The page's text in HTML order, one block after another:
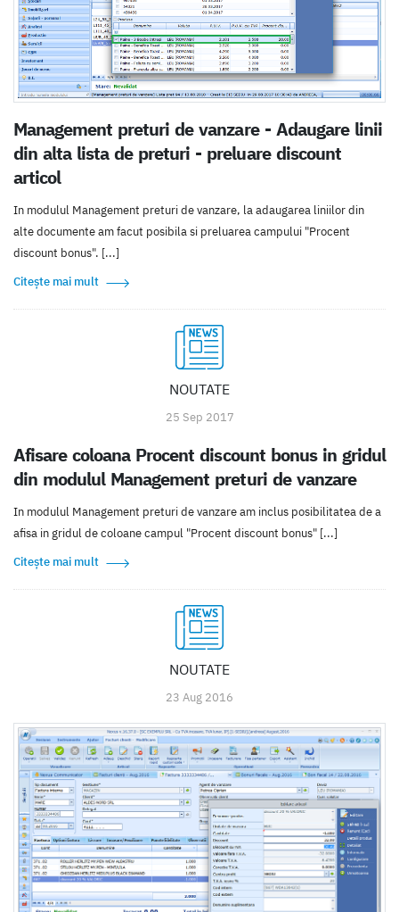
Management preturi de vanzare - Adaugare linii
din alta lista de preturi - preluare discount
articol
In modulul Management preturi de vanzare, la adaugarea liniilor din
alte documente am facut posibila si preluarea campului "Procent
discount bonus". [...]
Citește mai mult
NOUTATE
25 Sep 2017
Afisare coloana Procent discount bonus in gridul
din modulul Management preturi de vanzare
In modulul Management preturi de vanzare am inclus posibilitatea de a
afisa in gridul de coloane campul "Procent discount bonus" [...]
Citește mai mult
NOUTATE
23 Aug 2016